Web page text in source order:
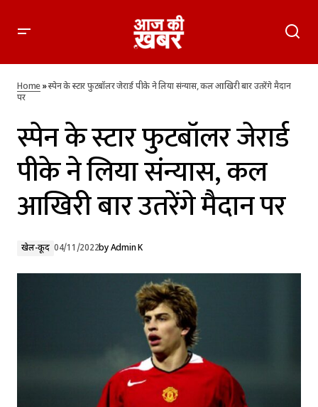
उतरेंगे मैदान पर
Home»स्पेन के स्टार फुटबॉलर जेरार्ड पीके ने लिया संन्यास, कल आखिरी बार उतरेंगे मैदान
पर
स्पेन के स्टार फुटबॉलर जेरार्ड
पीके ने लिया संन्यास, कल
आखिरी बार उतरेंगे मैदान पर
खेल-कूद 04/11/2022byAdmin K